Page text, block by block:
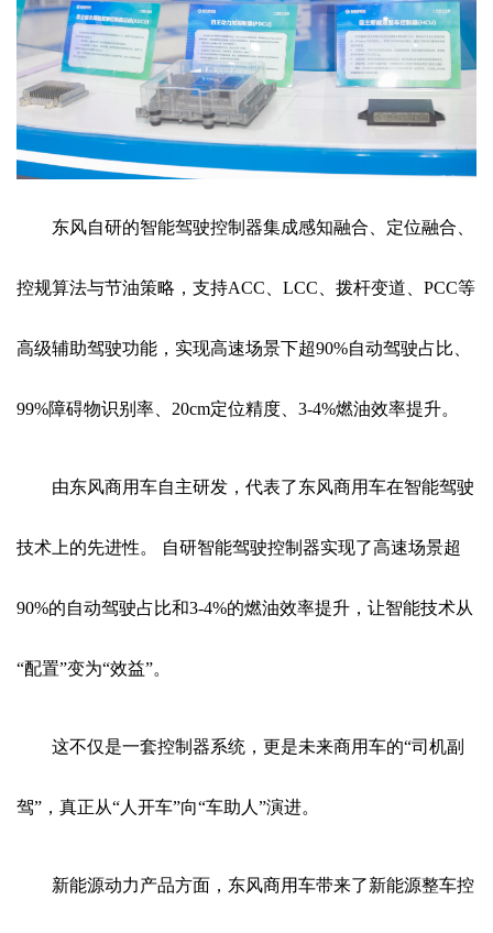
东风自研的智能驾驶控制器集成感知融合、定位融合、
控规算法与节油策略，支持ACC、LCC、拨杆变道、PCC等
高级辅助驾驶功能，实现高速场景下超90%自动驾驶占比、
99%障碍物识别率、20cm定位精度、3-4%燃油效率提升。
由东风商用车自主研发，代表了东风商用车在智能驾驶
技术上的先进性。 自研智能驾驶控制器实现了高速场景超
90%的自动驾驶占比和3-4%的燃油效率提升，让智能技术从
“配置”变为“效益”。
这不仅是一套控制器系统，更是未来商用车的“司机副
驾”，真正从“人开车”向“车助人”演进。
新能源动力产品方面，东风商用车带来了新能源整车控